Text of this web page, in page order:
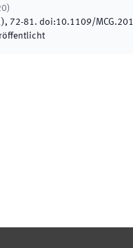
)
), 72-81. doi:10.1109/